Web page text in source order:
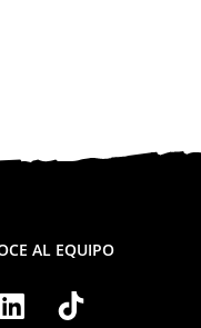
AL EQUIPO